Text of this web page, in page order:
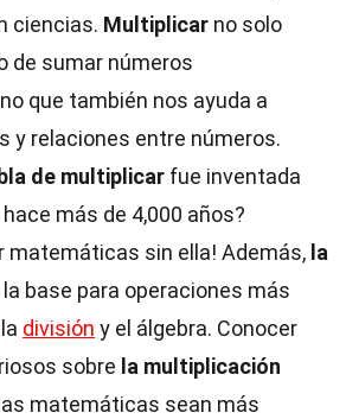
ciencias. Multiplicar no solo
de sumar números
que también nos ayuda a
y relaciones entre números.
de multiplicar fue inventada
más de 4,000 años?
matemáticas sin ella! Además, la
la base para operaciones más
división y el álgebra. Conocer
sobre la multiplicación
matemáticas sean más